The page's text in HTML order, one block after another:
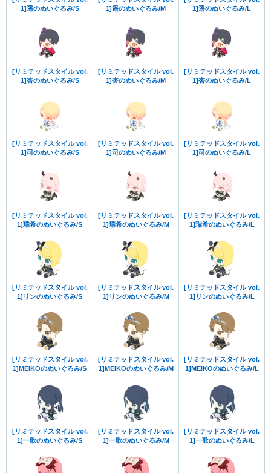
1]遥のぬいぐるみ/S
1]遥のぬいぐるみ/M
1]遥のぬいぐるみ/L
[リミテッドスタイル vol.
1]杏のぬいぐるみ/S
[リミテッドスタイル vol.
1]杏のぬいぐるみ/M
[リミテッドスタイル vol.
1]杏のぬいぐるみ/L
[リミテッドスタイル vol.
1]司のぬいぐるみ/S
[リミテッドスタイル vol.
1]司のぬいぐるみ/M
[リミテッドスタイル vol.
1]司のぬいぐるみ/L
[リミテッドスタイル vol.
1]瑞希のぬいぐるみ/S
[リミテッドスタイル vol.
1]瑞希のぬいぐるみ/M
[リミテッドスタイル vol.
1]瑞希のぬいぐるみ/L
[リミテッドスタイル vol.
1]リンのぬいぐるみ/S
[リミテッドスタイル vol.
1]リンのぬいぐるみ/M
[リミテッドスタイル vol.
1]リンのぬいぐるみ/L
[リミテッドスタイル vol.
1]MEIKOのぬいぐるみ/S
[リミテッドスタイル vol.
1]MEIKOのぬいぐるみ/M
[リミテッドスタイル vol.
1]MEIKOのぬいぐるみ/L
[リミテッドスタイル vol.
1]一歌のぬいぐるみ/S
[リミテッドスタイル vol.
1]一歌のぬいぐるみ/M
[リミテッドスタイル vol.
1]一歌のぬいぐるみ/L